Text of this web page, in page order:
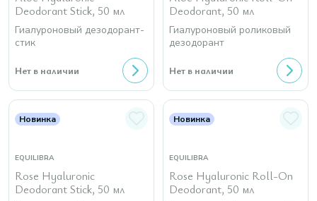
Deodorant Stick, 50 мл
Гиалуроновый дезодорант-
стик
Нет в наличии
Deodorant, 50 мл
Гиалуроновый роликовый
дезодорант
Нет в наличии
Новинка
EQUILIBRA
Rose Hyaluronic
Deodorant Stick, 50 мл
Новинка
EQUILIBRA
Rose Hyaluronic Roll-On
Deodorant, 50 мл